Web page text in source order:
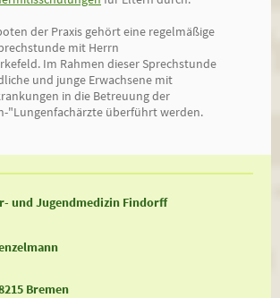
der Praxis gehört eine regelmäßige
mit Herrn
Im Rahmen dieser Sprechstunde
und junge Erwachsene mit
in die Betreuung der
"Lungenfachärzte überführt werden.
und Jugendmedizin Findorff
Bremen